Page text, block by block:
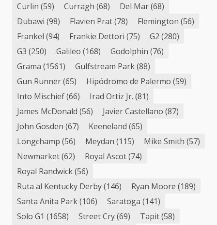
Curlin (59) Curragh (68) Del Mar(68)
Dubawi (98) Flavien Prat(78) Flemington (56)
Frankel (94) Frankie Dettori (75) G2 (280)
G3 (250) Galileo (168) Godolphin (76)
Grama (1561) Gulfstream Park(88)
Gun Runner(65) Hipódromo de Palermo (59)
Into Mischief(66) Irad Ortiz Jr. (81)
James McDonald (56) Javier Castellano (87)
John Gosden (67) Keeneland (65)
Longchamp (56) Meydan (115) Mike Smith (57)
Newmarket(62) Royal Ascot(74)
Royal Randwick(56)
Ruta al Kentucky Derby(146) Ryan Moore (189)
Santa Anita Park(106) Saratoga (141)
Solo G1 (1658) Street Cry(69) Tapit(58)